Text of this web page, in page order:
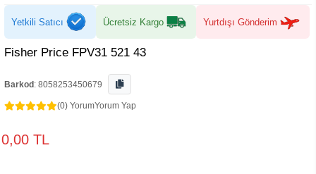
Yetkili Satıcı Ücretsiz Kargo Yurtdışı Gönderim
Fisher Price FPV31 521 43
Barkod : 8058253450679
(0) YorumYorum Yap
0,00 TL